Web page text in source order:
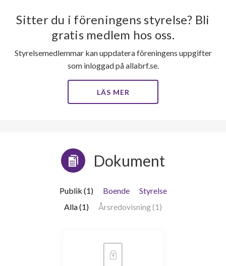
Sitter du i föreningens styrelse? Bli
gratis medlem hos oss.
Styrelsemedlemmar kan uppdatera föreningens uppgifter
som inloggad på allabrf.se.
LÄS MER
Dokument
Publik (1) Boende
Styrelse
Alla (1)
Årsredovisning (1)